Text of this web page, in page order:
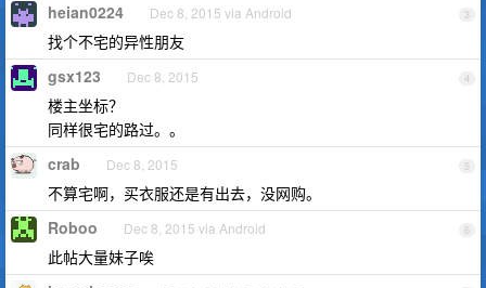
3
heian0224 Dec 8, 2015 via Android
找个不宅的异性朋友
4
gsx123 Dec 8, 2015
楼主坐标？
同样很宅的路过。。
5
crab Dec 8, 2015
不算宅啊，买衣服还是有出去，没网购。
6
Roboo Dec 8, 2015 via Android
此帖大量妹子唉